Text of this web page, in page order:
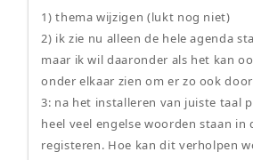
1) thema wijzigen (lukt nog niet)
2) ik zie nu alleen de hele agenda
maar ik wil daaronder als het kan
onder elkaar zien om er zo ook
3: na het installeren van juiste taal
heel veel engelse woorden staan in
registeren. Hoe kan dit verholpen